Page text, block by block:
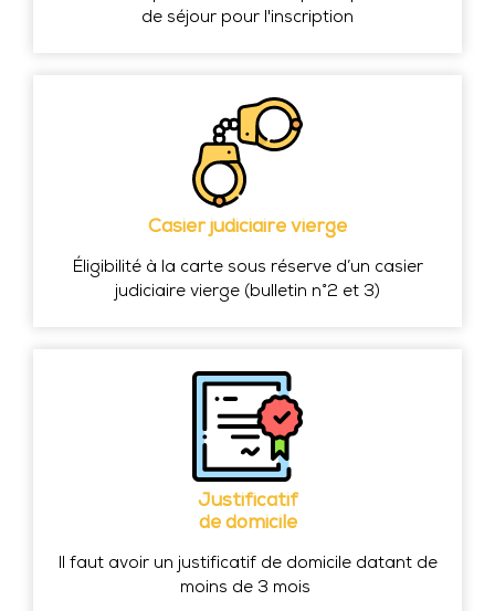
de séjour pour l'inscription
Casier judiciaire vierge
Éligibilité à la carte sous réserve d’un casier
judiciaire vierge (bulletin n°2 et 3)
Justificatif
de domicile
Il faut avoir un justificatif de domicile datant de
moins de 3 mois